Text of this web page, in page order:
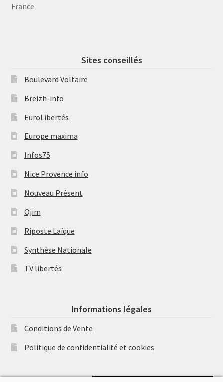
France
Sites conseillés
Boulevard Voltaire
Breizh-info
EuroLibertés
Europe maxima
Infos75
Nice Provence info
Nouveau Présent
Ojim
Riposte Laïque
Synthèse Nationale
TV libertés
Informations légales
Conditions de Vente
Politique de confidentialité et cookies